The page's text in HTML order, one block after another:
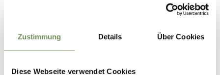
Zustimmung Details Über Cookies
Diese Webseite verwendet Cookies
Romstr. 91
info@muchele.com